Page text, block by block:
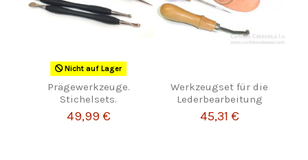
Nicht auf Lager
Prägewerkzeuge.
Stichelsets.
49,99 €
Werkzeugset für die
Lederbearbeitung
45,31 €